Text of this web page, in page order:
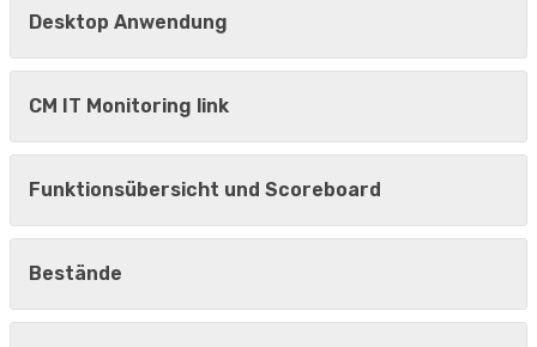
Desktop Anwendung
CM IT Monitoring link
Funktionsübersicht und Scoreboard
Bestände